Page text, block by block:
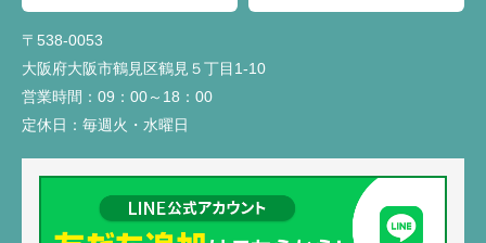
〒538-0053
大阪府大阪市鶴見区鶴見５丁目1-10
営業時間： 09：00～18：00
定休日： 毎週火・水曜日